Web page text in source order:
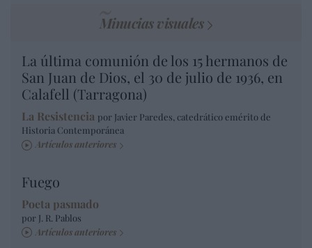
Minucias visuales
La última comunión de los 15 hermanos de
San Juan de Dios, el 30 de julio de 1936, en
Calafell (Tarragona)
La Resistencia por Javier Paredes, catedrático emérito de
Historia Contemporánea
Artículos anteriores
Fuego
Poeta pasmado
por J. R. Pablos
Artículos anteriores